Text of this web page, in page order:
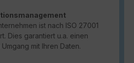
ist nach ISO 27001
Dies garantiert u.a. einen
mit Ihren Daten.